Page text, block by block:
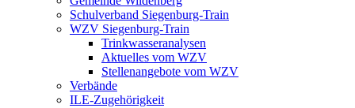
Schulverband Siegenburg-Train
WZV Siegenburg-Train
Trinkwasseranalysen
Aktuelles vom WZV
Stellenangebote vom WZV
Verbände
ILE-Zugehörigkeit